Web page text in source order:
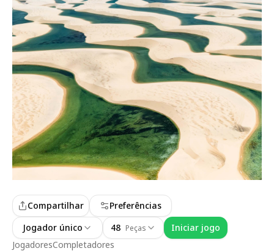
JogadoresCompletadores
Compartilhar
Preferências
Jogador único
48 Peças Iniciar jogo